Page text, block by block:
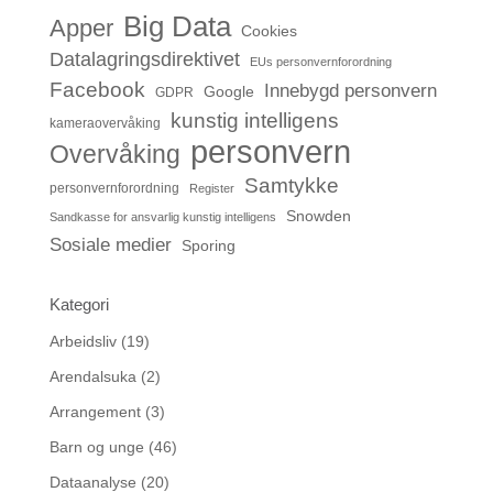
Apper Big Data Cookies
Datalagringsdirektivet EUs personvernforordning
Facebook GDPR Google Innebygd personvern
kameraovervåking kunstig intelligens
Overvåking personvern
personvernforordning Register Samtykke
Sandkasse for ansvarlig kunstig intelligens Snowden
Sosiale medier Sporing
Kategori
Arbeidsliv(19)
Arendalsuka (2)
Arrangement(3)
Barn og unge (46)
Dataanalyse (20)